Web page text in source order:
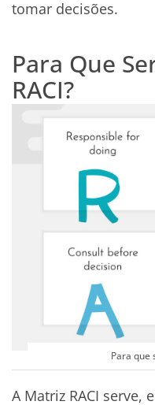
tomar decisões.
Para Que
RACI?
Para que
A Matriz RACI